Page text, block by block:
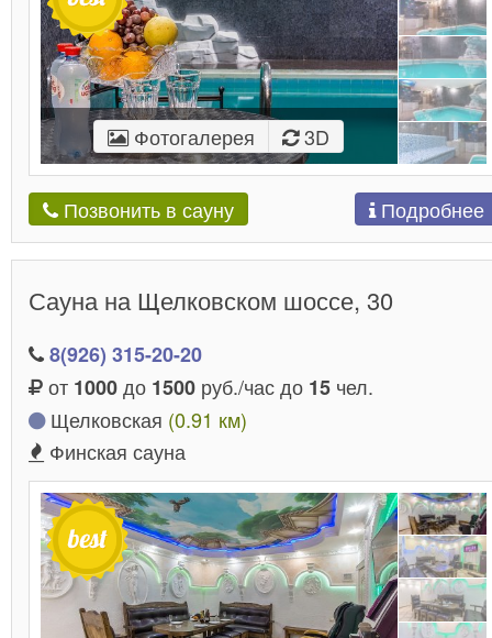
Фотогалерея 3D
Позвонить в сауну Подробнее
Сауна на Щелковском шоссе, 30
8(926) 315-20-20
от 1000до 1500 руб./час до 15 чел.
Щелковская (0.91 км)
Финская сауна